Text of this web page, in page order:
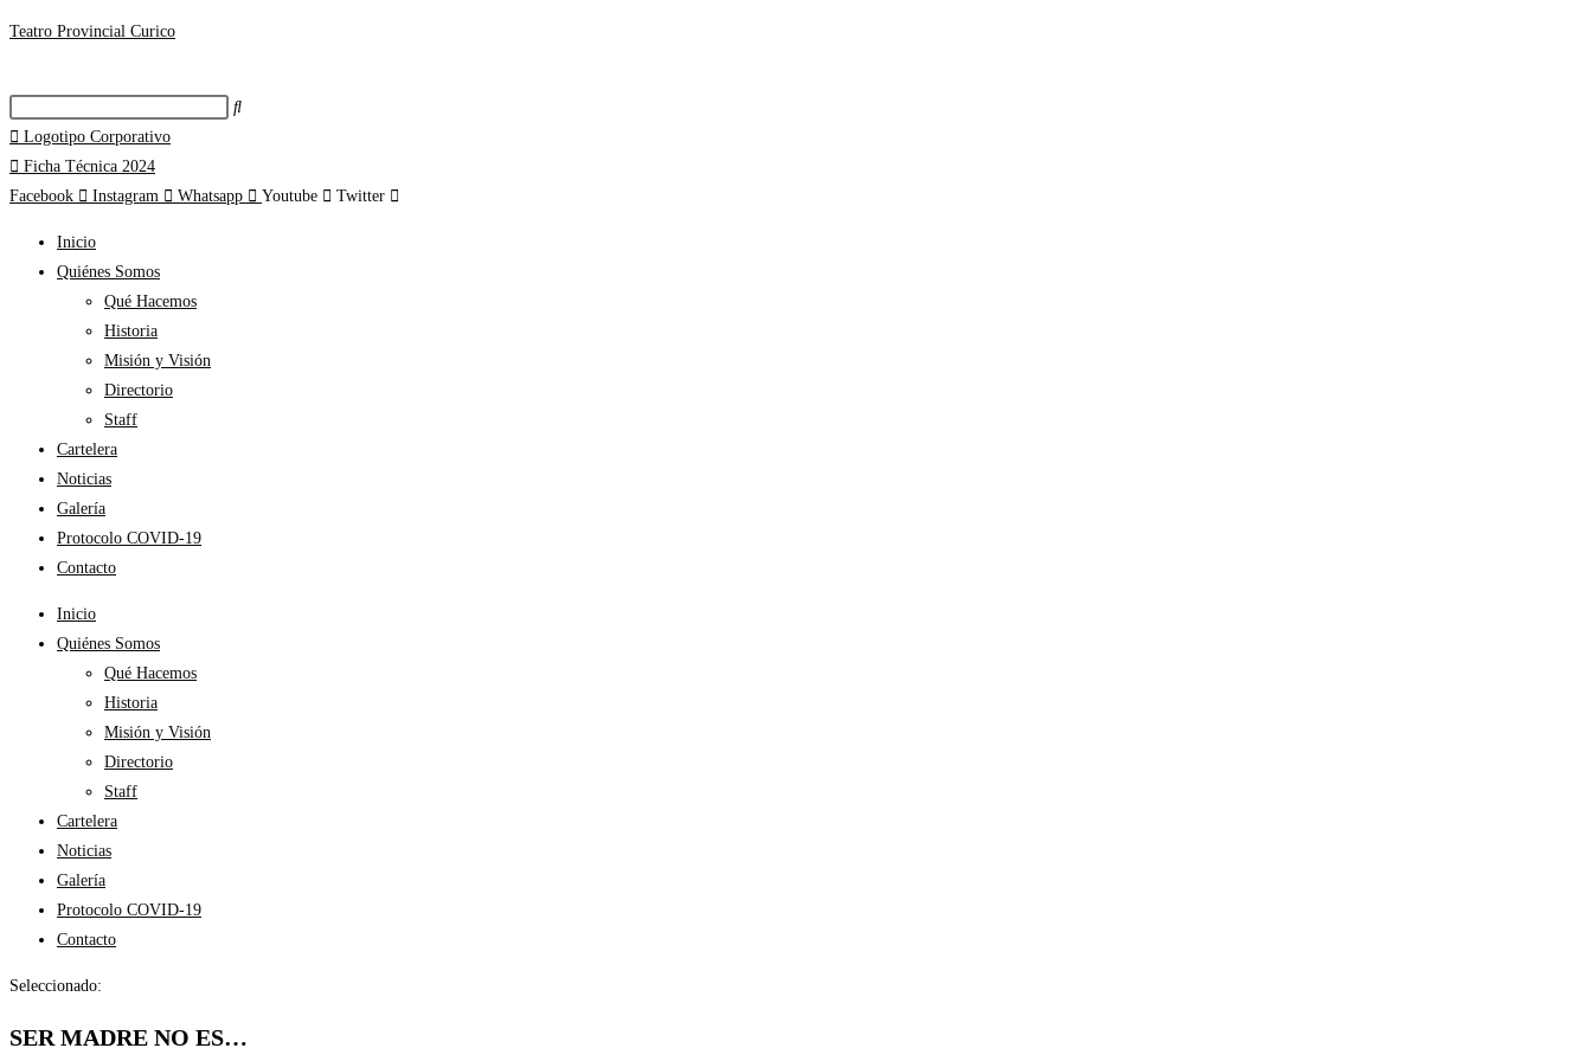
Teatro Provincial Curico
Logotipo Corporativo
Ficha Técnica 2024
Facebook
Instagram Whatsapp Youtube Twitter
Inicio
Quiénes Somos
Qué Hacemos
Historia
Misión y Visión
Directorio
Staff
Cartelera
Noticias
Galería
Protocolo COVID-19
Contacto
Inicio
Quiénes Somos
Qué Hacemos
Historia
Misión y Visión
Directorio
Staff
Cartelera
Noticias
Galería
Protocolo COVID-19
Contacto
Seleccionado:
SER MADRE NO ES…